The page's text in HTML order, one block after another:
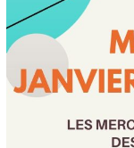
ACCUEIL
DE
LOISIRS